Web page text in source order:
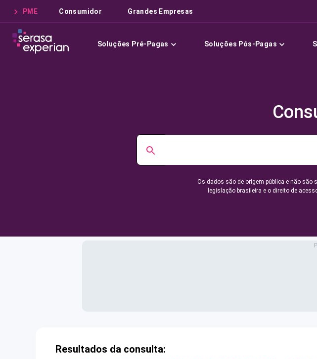
PME Consumidor Grandes Empresas
Soluções Pré-Pagas Soluções Pós-Pagas
Os dados são de origem pública e não são
legislação brasileira e o direito de
Resultados da consulta: